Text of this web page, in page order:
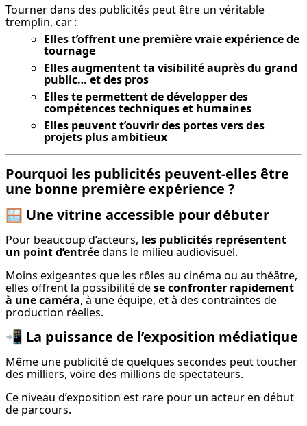
Tourner dans des publicités peut être un véritable
tremplin, car :
Elles t’offrent une première vraie expérience de
tournage
Elles augmentent ta visibilité auprès du grand
public… et des pros
Elles te permettent de développer des
compétences techniques et humaines
Elles peuvent t’ouvrir des portes vers des
projets plus ambitieux
Pourquoi les publicités peuvent-elles être
une bonne première expérience ?
🪟 Une vitrine accessible pour débuter
Pour beaucoup d’acteurs, les publicités représentent
un point d’entrée dans le milieu audiovisuel.
Moins exigeantes que les rôles au cinéma ou au théâtre,
elles offrent la possibilité de se confronter rapidement
à une caméra, à une équipe, et à des contraintes de
production réelles.
📲 La puissance de l’exposition médiatique
Même une publicité de quelques secondes peut toucher
des milliers, voire des millions de spectateurs.
Ce niveau d’exposition est rare pour un acteur en début
de parcours.